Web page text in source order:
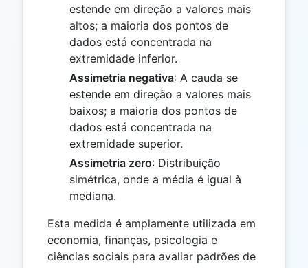
estende em direção a valores mais
altos; a maioria dos pontos de
dados está concentrada na
extremidade inferior.
Assimetria negativa: A cauda se
estende em direção a valores mais
baixos; a maioria dos pontos de
dados está concentrada na
extremidade superior.
Assimetria zero: Distribuição
simétrica, onde a média é igual à
mediana.
Esta medida é amplamente utilizada em
economia, finanças, psicologia e
ciências sociais para avaliar padrões de